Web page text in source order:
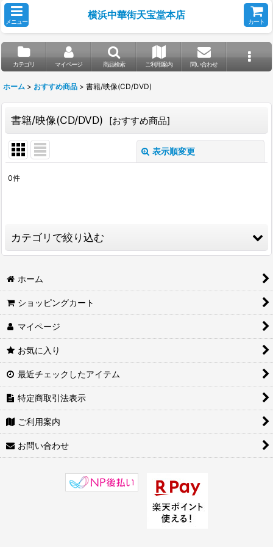
メニュー
横浜中華街天宝堂本店
カート
カテゴリ マイページ 商品検索 ご利用案内 問い合わせ
ホーム > おすすめ商品 > 書籍/映像(CD/DVD)
書籍/映像(CD/DVD) [おすすめ商品]
表示順変更
並び順:
0件
カテゴリで絞り込む
書籍/映像(CD/DVD) (全商品)
書籍/映像(CD/DVD)
太極拳
ブルース・リー
ジェット・リー
カンフー映画
その他
ホーム
ショッピングカート
マイページ
お気に入り
最近チェックしたアイテム
特定商取引法表示
ご利用案内
お問い合わせ